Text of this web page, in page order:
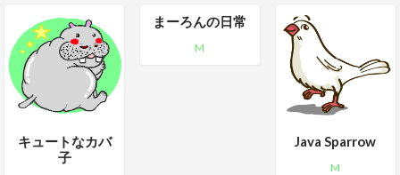
キュートなカバ
子
まーろんの日常
M
Java Sparrow
M